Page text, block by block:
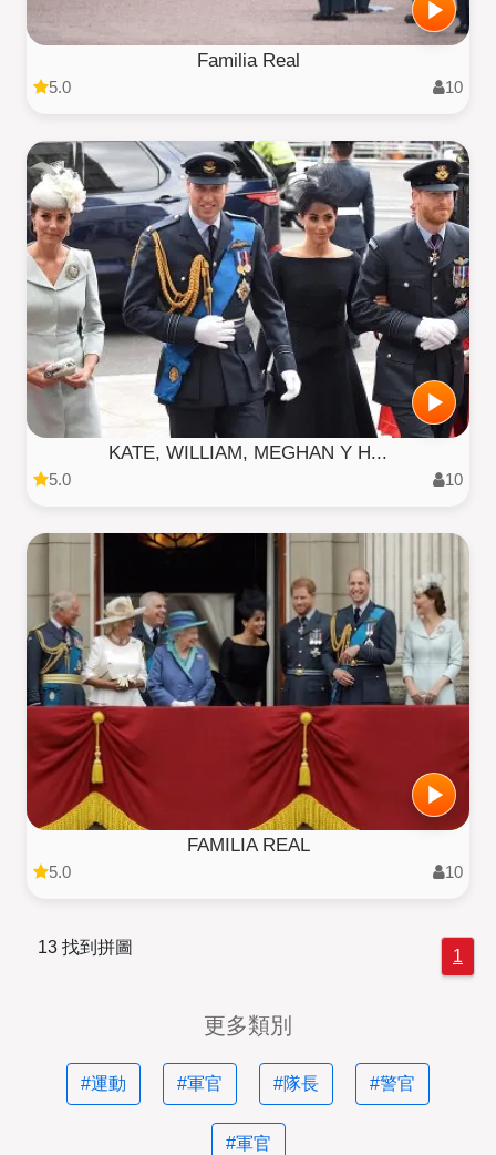
Familia Real
5.0 10
KATE, WILLIAM, MEGHAN Y H...
5.0 10
FAMILIA REAL
5.0 10
13 找到拼圖 1
更多類別
#運動 #軍官 #隊長 #警官
#軍官